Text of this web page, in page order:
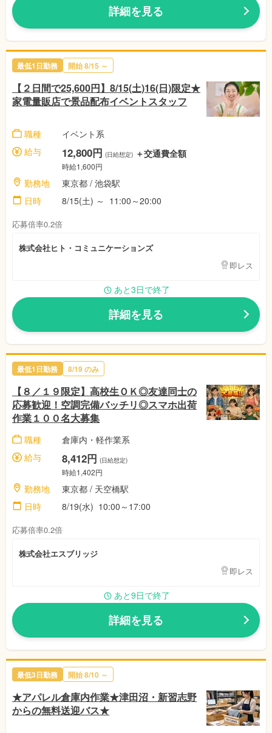
詳細を見る
最低1日勤務 開始8/15 ～
【２日間で25,600円】8/15(土)16(日)限定★
家電量販店で景品配布イベントスタッフ
職種
イベント系
給与
12,800円 (日給想定) ＋交通費全額
時給1,600円
勤務地 東京都 / 池袋駅
日時
8/15(土) ～ 11:00～20:00
応募倍率0.2倍
株式会社ヒト・コミュニケーションズ
即レス
あと3日で終了
詳細を見る
最低1日勤務 8/19のみ
【８／１９限定】高校生ＯＫ◎友達同士の
応募歓迎！空調完備バッチリ◎スマホ出荷
作業１００名大募集
職種
倉庫内・軽作業系
給与
8,412円 (日給想定)
時給1,402円
勤務地 東京都 / 天空橋駅
日時
8/19(水) 10:00～17:00
応募倍率0.2倍
株式会社エスブリッジ
即レス
あと9日で終了
詳細を見る
最低3日勤務 開始8/10 ～
★アパレル倉庫内作業★津田沼・新習志野
からの無料送迎バス★